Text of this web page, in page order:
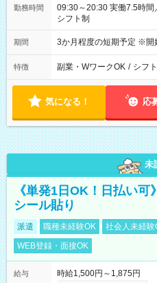
勤務時間
09:30～20:30 実働7.5時間／休憩1.5時間 営業時間に合わせた
シフト制
期間 3か月程度の短期予定 ※開
特徴 副業・WワークOK / シフ
気になる！ 応
未
《単発1日OK！日払い
シール貼り
派遣 職種未経験OK 社会人未経験
WEB登録・面接OK
給与
時給1,500円～1,875円